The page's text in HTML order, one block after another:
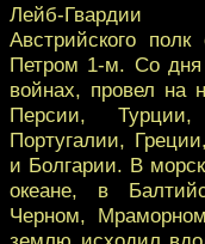
Лейб-Гвардии
Австрийского
Петром 1-м. Со дня
войнах, провел
Персии,
Португалии,
и Болгарии. В
океане, в
Черном,